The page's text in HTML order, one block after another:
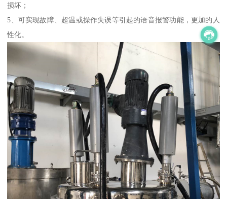
损坏；
5、可实现故障、超温或操作失误等引起的语音报警功能，更加的人
性化。